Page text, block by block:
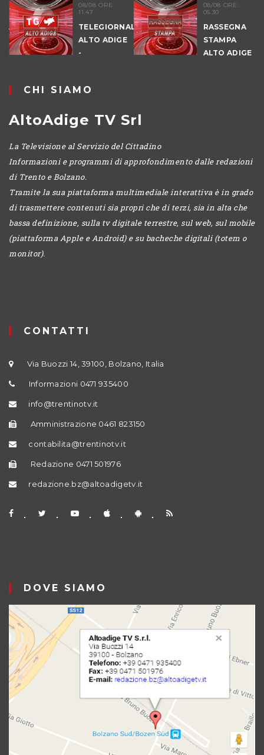
08/08 ORE:
11.47
TELEGIORNALE
ALTO ADIGE
-
08/08 ORE:
05.30
RASSEGNA
STAMPA
ALTO ADIGE
CHI SIAMO
AltoAdige TV Srl
La Televisione al Servizio del Cittadino
Informazioni e programmi di approfondimento dalle redazioni
di Trento e Bolzano.
Tramite la sua piattaforma multimediale interattiva è in grado
di trasmettere contenuti sia propri che di terzi, sia in alta che
bassa definizione, sulla tv digitale terrestre, sul web, sul mobile
(piattaforma Apple e Android) e su bacheche digitali (totem o
monitor).
CONTATTI
Via Buozzi 14, 39100, Bolzano, Italia
Informazioni 0471 935400
info@trentinotv.it
Amministrazione 0461 823150
contabilita@trentinotv.it
Redazione 0471 501976
redazione.bz@altoadigetv.it
DOVE SIAMO